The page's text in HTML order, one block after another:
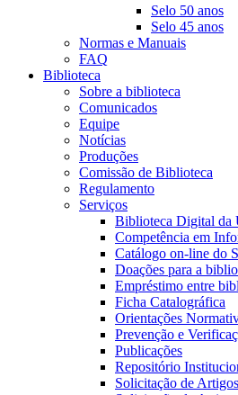
Selo 50 anos
Selo 45 anos
Normas e Manuais
FAQ
Biblioteca
Sobre a biblioteca
Comunicados
Equipe
Notícias
Produções
Comissão de Biblioteca
Regulamento
Serviços
Biblioteca Digital
Competência em
Catálogo on-line do
Doações para a
Empréstimo entre
Ficha Catalográfica
Orientações
Prevenção e
Publicações
Repositório
Solicitação de